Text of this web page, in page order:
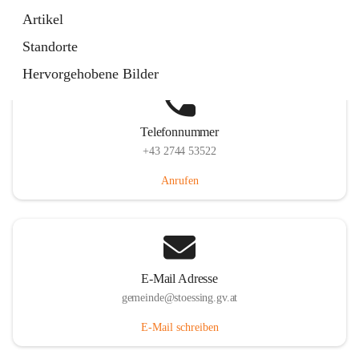
Artikel
Standorte
Hervorgehobene Bilder
Telefonnummer
+43 2744 53522
Anrufen
E-Mail Adresse
gemeinde@stoessing.gv.at
E-Mail schreiben